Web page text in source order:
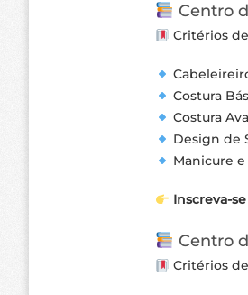
Centro
Critérios
Costura
Costura
Design de
Manicure
Inscreva-
Centro
Critérios